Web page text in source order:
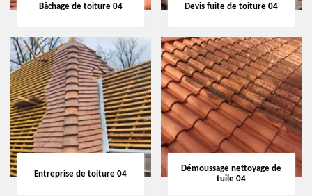
Bâchage de toiture 04 Devis fuite de toiture 04
Entreprise de toiture 04
Démoussage nettoyage de
tuile 04